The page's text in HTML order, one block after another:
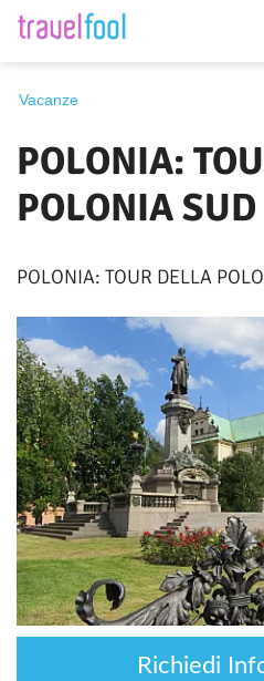
Periodo
Vacanze
POLONIA:
POLONIA SUD
POLONIA: TOUR DELLA
Richiedi